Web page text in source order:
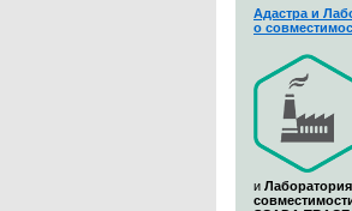
Адастра и
о
и